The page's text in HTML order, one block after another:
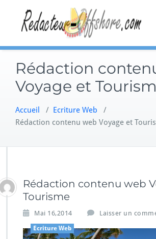
content
Rédaction
Voyage et
Accueil / Ecriture Web /
Rédaction contenu web Voyage et
Rédaction contenu web
Tourisme
Mai 16,2014 Laisser un
Ecriture Web